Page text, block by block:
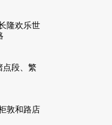
隆欢乐世
段、繁
敦和路店